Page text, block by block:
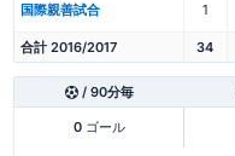
国際親善試合 1
合計 2016/2017 34
/ 90分毎
0ゴール